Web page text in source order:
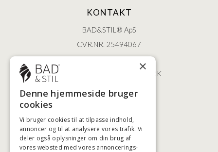
KONTAKT
BAD&STIL® ApS
CVR.NR. 25494067
ØSTERBROGADE 202
2100 KØBENHAVN • DANMARK
+45 3920 5084
HØJESTE KREDITVÆRDIGHED
×
Denne hjemmeside bruger
cookies
Vi bruger cookies til at tilpasse indhold,
annoncer og til at analysere vores trafik. Vi
deler også oplysninger om din brug af
vores websted med vores annoncerings-